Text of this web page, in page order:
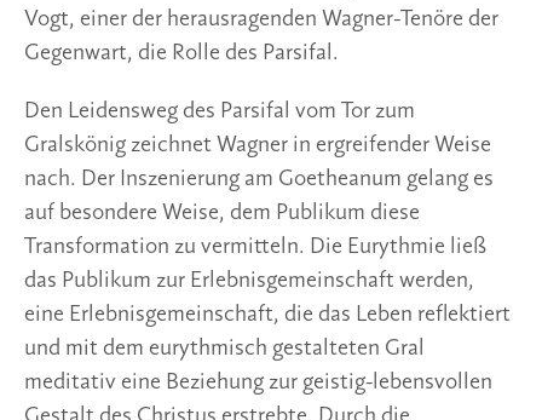
Vogt, einer der herausragenden Wagner-Tenöre der
Gegenwart, die Rolle des Parsifal.
Den Leidensweg des Parsifal vom Tor zum
Gralskönig zeichnet Wagner in ergreifender Weise
nach. Der Inszenierung am Goetheanum gelang es
auf besondere Weise, dem Publikum diese
Transformation zu vermitteln. Die Eurythmie ließ
das Publikum zur Erlebnisgemeinschaft werden,
eine Erlebnisgemeinschaft, die das Leben reflektiert
und mit dem eurythmisch gestalteten Gral
meditativ eine Beziehung zur geistig-lebensvollen